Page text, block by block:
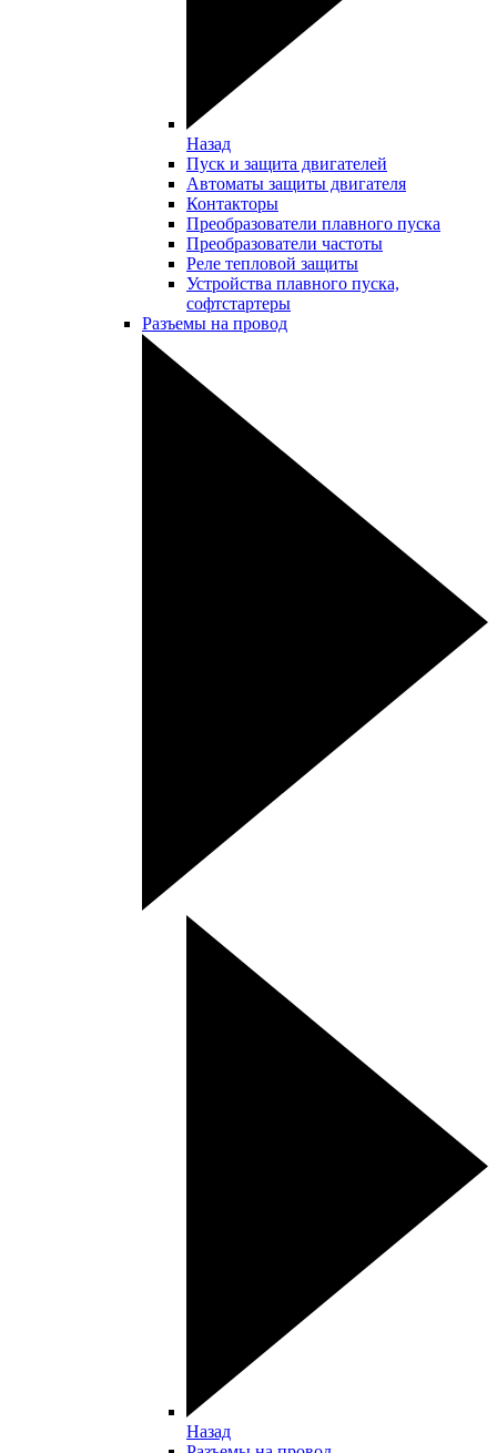
Назад
Пуск и защита двигателей
Автоматы защиты двигателя
Контакторы
Преобразователи плавного пуска
Преобразователи частоты
Реле тепловой защиты
Устройства плавного пуска,
софтстартеры
Разъемы на провод
Назад